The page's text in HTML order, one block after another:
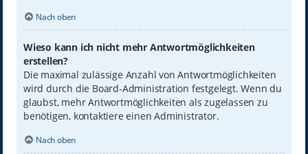
Nach oben
Wieso kann ich nicht mehr Antwortmöglichkeiten
erstellen?
Die maximal zulässige Anzahl von Antwortmöglichkeiten
wird durch die Board-Administration festgelegt. Wenn du
glaubst, mehr Antwortmöglichkeiten als zugelassen zu
benötigen, kontaktiere einen Administrator.
Nach oben